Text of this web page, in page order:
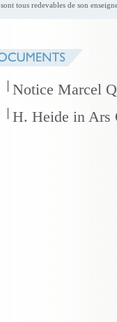
sont tous redevables de son
Notice Marcel
H. Heide in Ars